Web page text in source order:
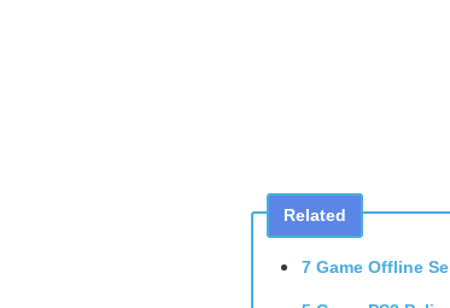
Related
7 Game Offline